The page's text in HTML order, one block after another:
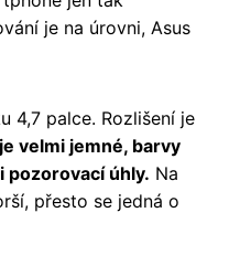
je na úrovni, Asus
4,7 palce. Rozlišení je
velmi jemné, barvy
pozorovací úhly. Na
přesto se jedná o